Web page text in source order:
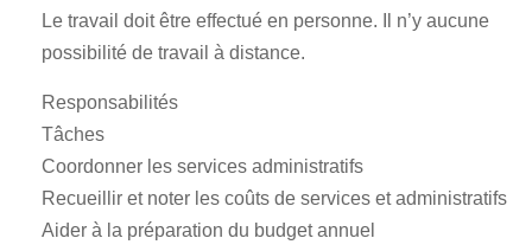
Le travail doit être effectué en personne. Il n’y aucune
possibilité de travail à distance.
Responsabilités
Tâches
Coordonner les services administratifs
Recueillir et noter les coûts de services et administratifs
Aider à la préparation du budget annuel